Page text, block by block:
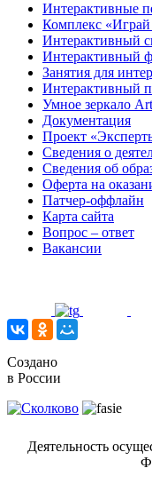
Интерактивные
Комплекс «Играй
Интерактивный
Интерактивный
Занятия для
Интерактивный
Умное зеркало
Документация
Проект
Сведения о
Сведения об
Оферта на
Патчер-оффлайн
Карта сайта
Вопрос – ответ
Вакансии
Создано
в России
Деятельность